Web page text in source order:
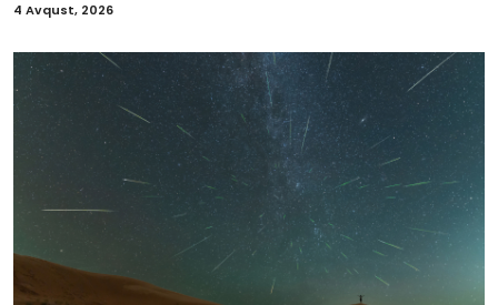
4 Avqust, 2026